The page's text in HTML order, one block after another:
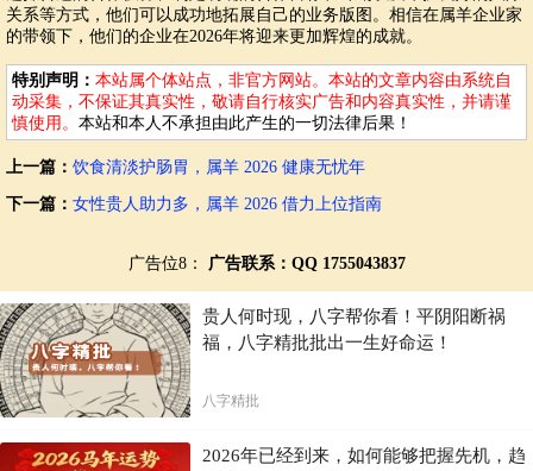
关系等方式，他们可以成功地拓展自己的业务版图。相信在属羊企业家
的带领下，他们的企业在2026年将迎来更加辉煌的成就。
特别声明： 本站属个体站点，非官方网站。本站的文章内容由系统自
动采集，不保证其真实性，敬请自行核实广告和内容真实性，并请谨
慎使用。 本站和本人不承担由此产生的一切法律后果！
上一篇： 饮食清淡护肠胃，属羊 2026 健康无忧年
下一篇： 女性贵人助力多，属羊 2026 借力上位指南
广告位8： 广告联系：QQ 1755043837
贵人何时现，八字帮你看！平阴阳断祸
福，八字精批批出一生好命运！
八字精批
2026年已经到来，如何能够把握先机，趋